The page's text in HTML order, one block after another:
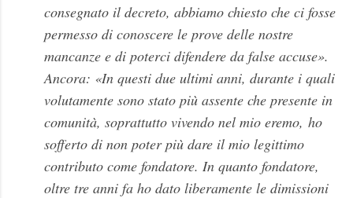
consegnato il decreto, abbiamo chiesto che ci fosse
permesso di conoscere le prove delle nostre
mancanze e di poterci difendere da false accuse».
Ancora: «In questi due ultimi anni, durante i quali
volutamente sono stato più assente che presente in
comunità, soprattutto vivendo nel mio eremo, ho
sofferto di non poter più dare il mio legittimo
contributo come fondatore. In quanto fondatore,
oltre tre anni fa ho dato liberamente le dimissioni